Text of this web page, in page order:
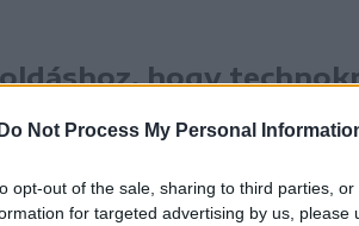
Do Not Process My Personal
opt-out of the sale, sharing to third parties,
for targeted advertising by us, please
hogy
Tomac vezet, egy
nem jutott be a
bizarr” –